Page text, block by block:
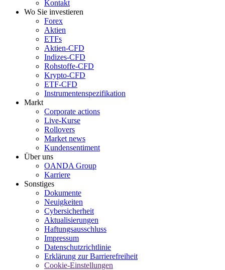
Kontakt
Wo Sie investieren
Forex
Aktien
ETFs
Aktien-CFD
Indizes-CFD
Rohstoffe-CFD
Krypto-CFD
ETF-CFD
Instrumentenspezifikation
Markt
Corporate actions
Live-Kurse
Rollovers
Market news
Kundensentiment
Über uns
OANDA Group
Karriere
Sonstiges
Dokumente
Neuigkeiten
Cybersicherheit
Aktualisierungen
Haftungsausschluss
Impressum
Datenschutzrichtlinie
Erklärung zur Barrierefreiheit
Cookie-Einstellungen